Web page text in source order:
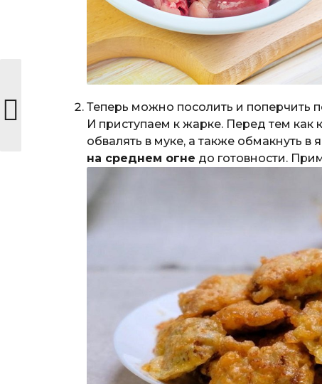
Теперь можно посолить и поперчить
И приступаем к жарке. Перед тем как
обвалять в муке, а также обмакнуть
на среднем огне до готовности.